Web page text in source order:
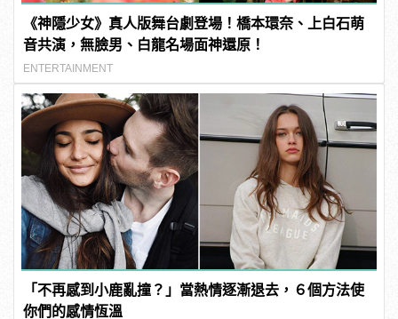
《神隱少女》真人版舞台劇登場！橋本環奈、上白石萌
音共演，無臉男、白龍名場面神還原！
ENTERTAINMENT
「不再感到小鹿亂撞？」當熱情逐漸退去，６個方法使
你們的感情恆溫